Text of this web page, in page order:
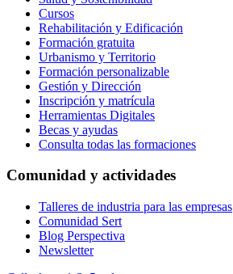
Cursos
Rehabilitación y Edificación
Formación gratuita
Urbanismo y Territorio
Formación personalizable
Gestión y Dirección
Inscripción y matrícula
Herramientas Digitales
Becas y ayudas
Consulta todas las formaciones
Comunidad y actividades
Talleres de industria para las empresas
Comunidad Sert
Blog Perspectiva
Newsletter